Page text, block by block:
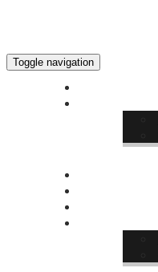
Toggle navigation